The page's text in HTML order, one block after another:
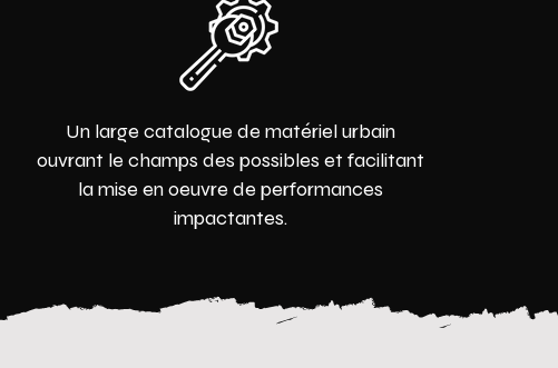
Un large catalogue de matériel urbain
ouvrant le champs des possibles et facilitant
la mise en oeuvre de performances
impactantes.